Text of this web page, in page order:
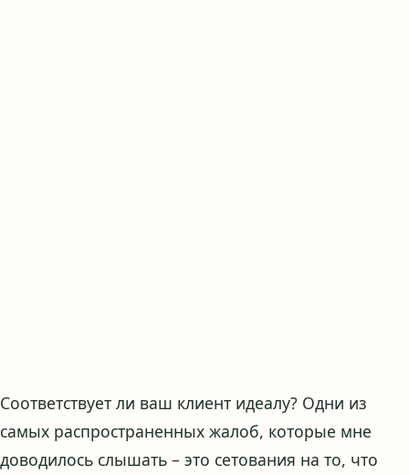
Соответствует ли ваш клиент идеалу? Одни из
самых распространенных жалоб, которые мне
доводилось слышать – это сетования на то, что